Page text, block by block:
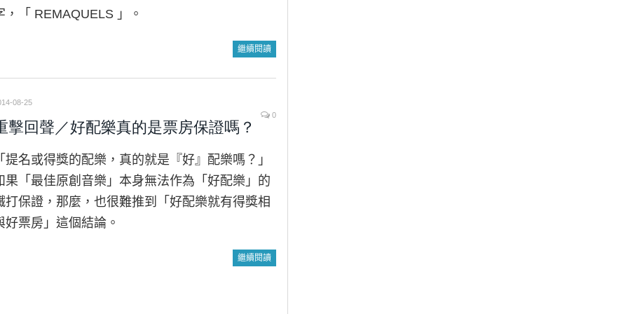
，「 REMAQUELS 」。
繼續閱讀
08-25
0
擊回聲／好配樂真的是票房保證嗎？
提名或得獎的配樂，真的就是『好』配樂嗎？」
果「最佳原創音樂」本身無法作為「好配樂」的
打保證，那麼，也很難推到「好配樂就有得獎相
好票房」這個結論。
繼續閱讀